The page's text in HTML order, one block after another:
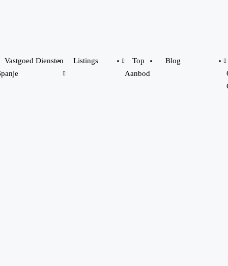
Vastgoed Diensten
Listings
Top
Aanbod
Blog